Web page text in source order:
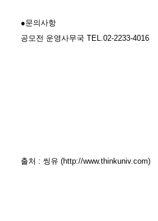
●문의사항
공모전 운영사무국 TEL.02-2233-4016
출처 : 씽유 (http://www.thinkuniv.com)